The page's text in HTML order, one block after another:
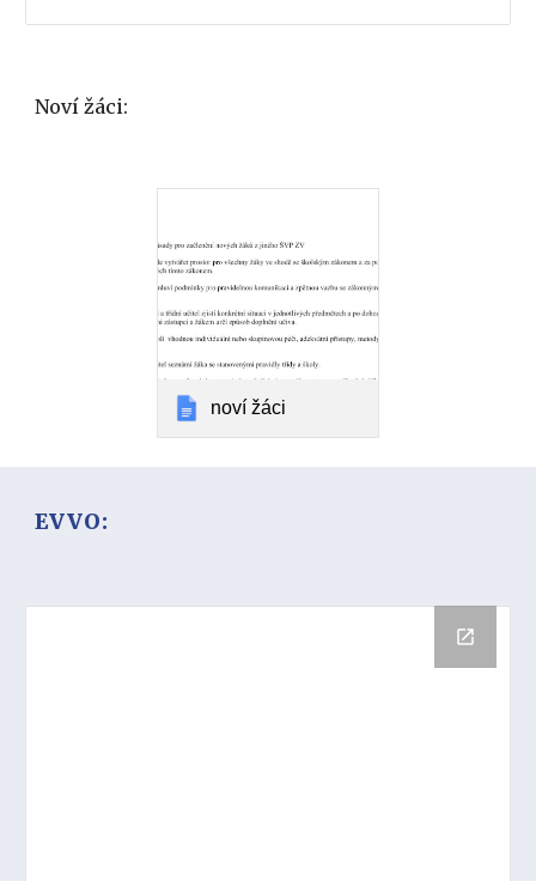
Noví žáci:
noví žáci
EVVO: